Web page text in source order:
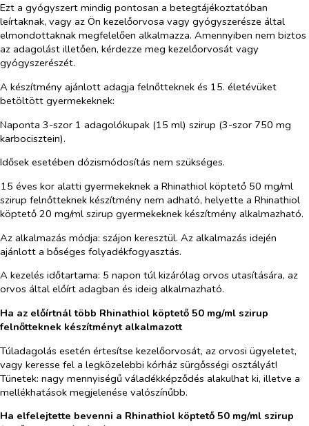
Ezt a gyógyszert mindig pontosan a betegtájékoztatóban
leírtaknak, vagy az Ön kezelőorvosa vagy gyógyszerésze által
elmondottaknak megfelelően alkalmazza. Amennyiben nem biztos
az adagolást illetően, kérdezze meg kezelőorvosát vagy
gyógyszerészét.
A készítmény ajánlott adagja felnőtteknek és 15. életévüket
betöltött gyermekeknek:
Naponta 3-szor 1 adagolókupak (15 ml) szirup (3-szor 750 mg
karbocisztein).
Idősek esetében dózismódosítás nem szükséges.
15 éves kor alatti gyermekeknek a Rhinathiol köptető 50 mg/ml
szirup felnőtteknek készítmény nem adható, helyette a Rhinathiol
köptető 20 mg/ml szirup gyermekeknek készítmény alkalmazható.
Az alkalmazás módja: szájon keresztül. Az alkalmazás idején
ajánlott a bőséges folyadékfogyasztás.
A kezelés időtartama: 5 napon túl kizárólag orvos utasítására, az
orvos által előírt adagban és ideig alkalmazható.
Ha az előírtnál több Rhinathiol köptető 50 mg/ml szirup
felnőtteknek készítményt alkalmazott
Túladagolás esetén értesítse kezelőorvosát, az orvosi ügyeletet,
vagy keresse fel a legközelebbi kórház sürgősségi osztályát!
Tünetek: nagy mennyiségű váladékképződés alakulhat ki, illetve a
mellékhatások megjelenése valószínűbb.
Ha elfelejtette bevenni a Rhinathiol köptető 50 mg/ml szirup